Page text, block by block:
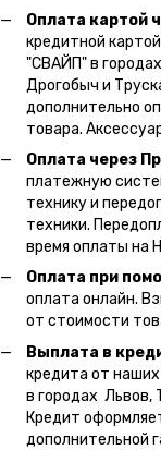
Оплата картой
кредитной
"СВАЙП" в
Дрогобыч и
дополнительно
товара.
Оплата через
платежную
технику и
техники.
время оплаты на
Оплата при
оплата онлайн.
от стоимости
Выплата в
кредита от
в городах Львов,
Кредит
дополнительной